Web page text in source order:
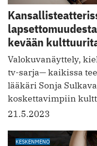
kevään
Valokuvanäyttely, k
tv-sarja— kaikissa
lääkäri Sonja
koskettavimpiin
21.5.2023
KESKENMENO